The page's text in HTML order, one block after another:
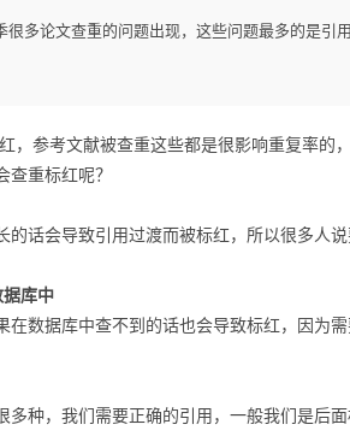
很多论文查重的问题出现，这些问题最多的是
参考文献被查重这些都是很影响重复率的
查重标红呢？
话会导致引用过渡而被标红，所以很多人说
库中
数据库中查不到的话也会导致标红，因为需
种，我们需要正确的引用，一般我们是后面